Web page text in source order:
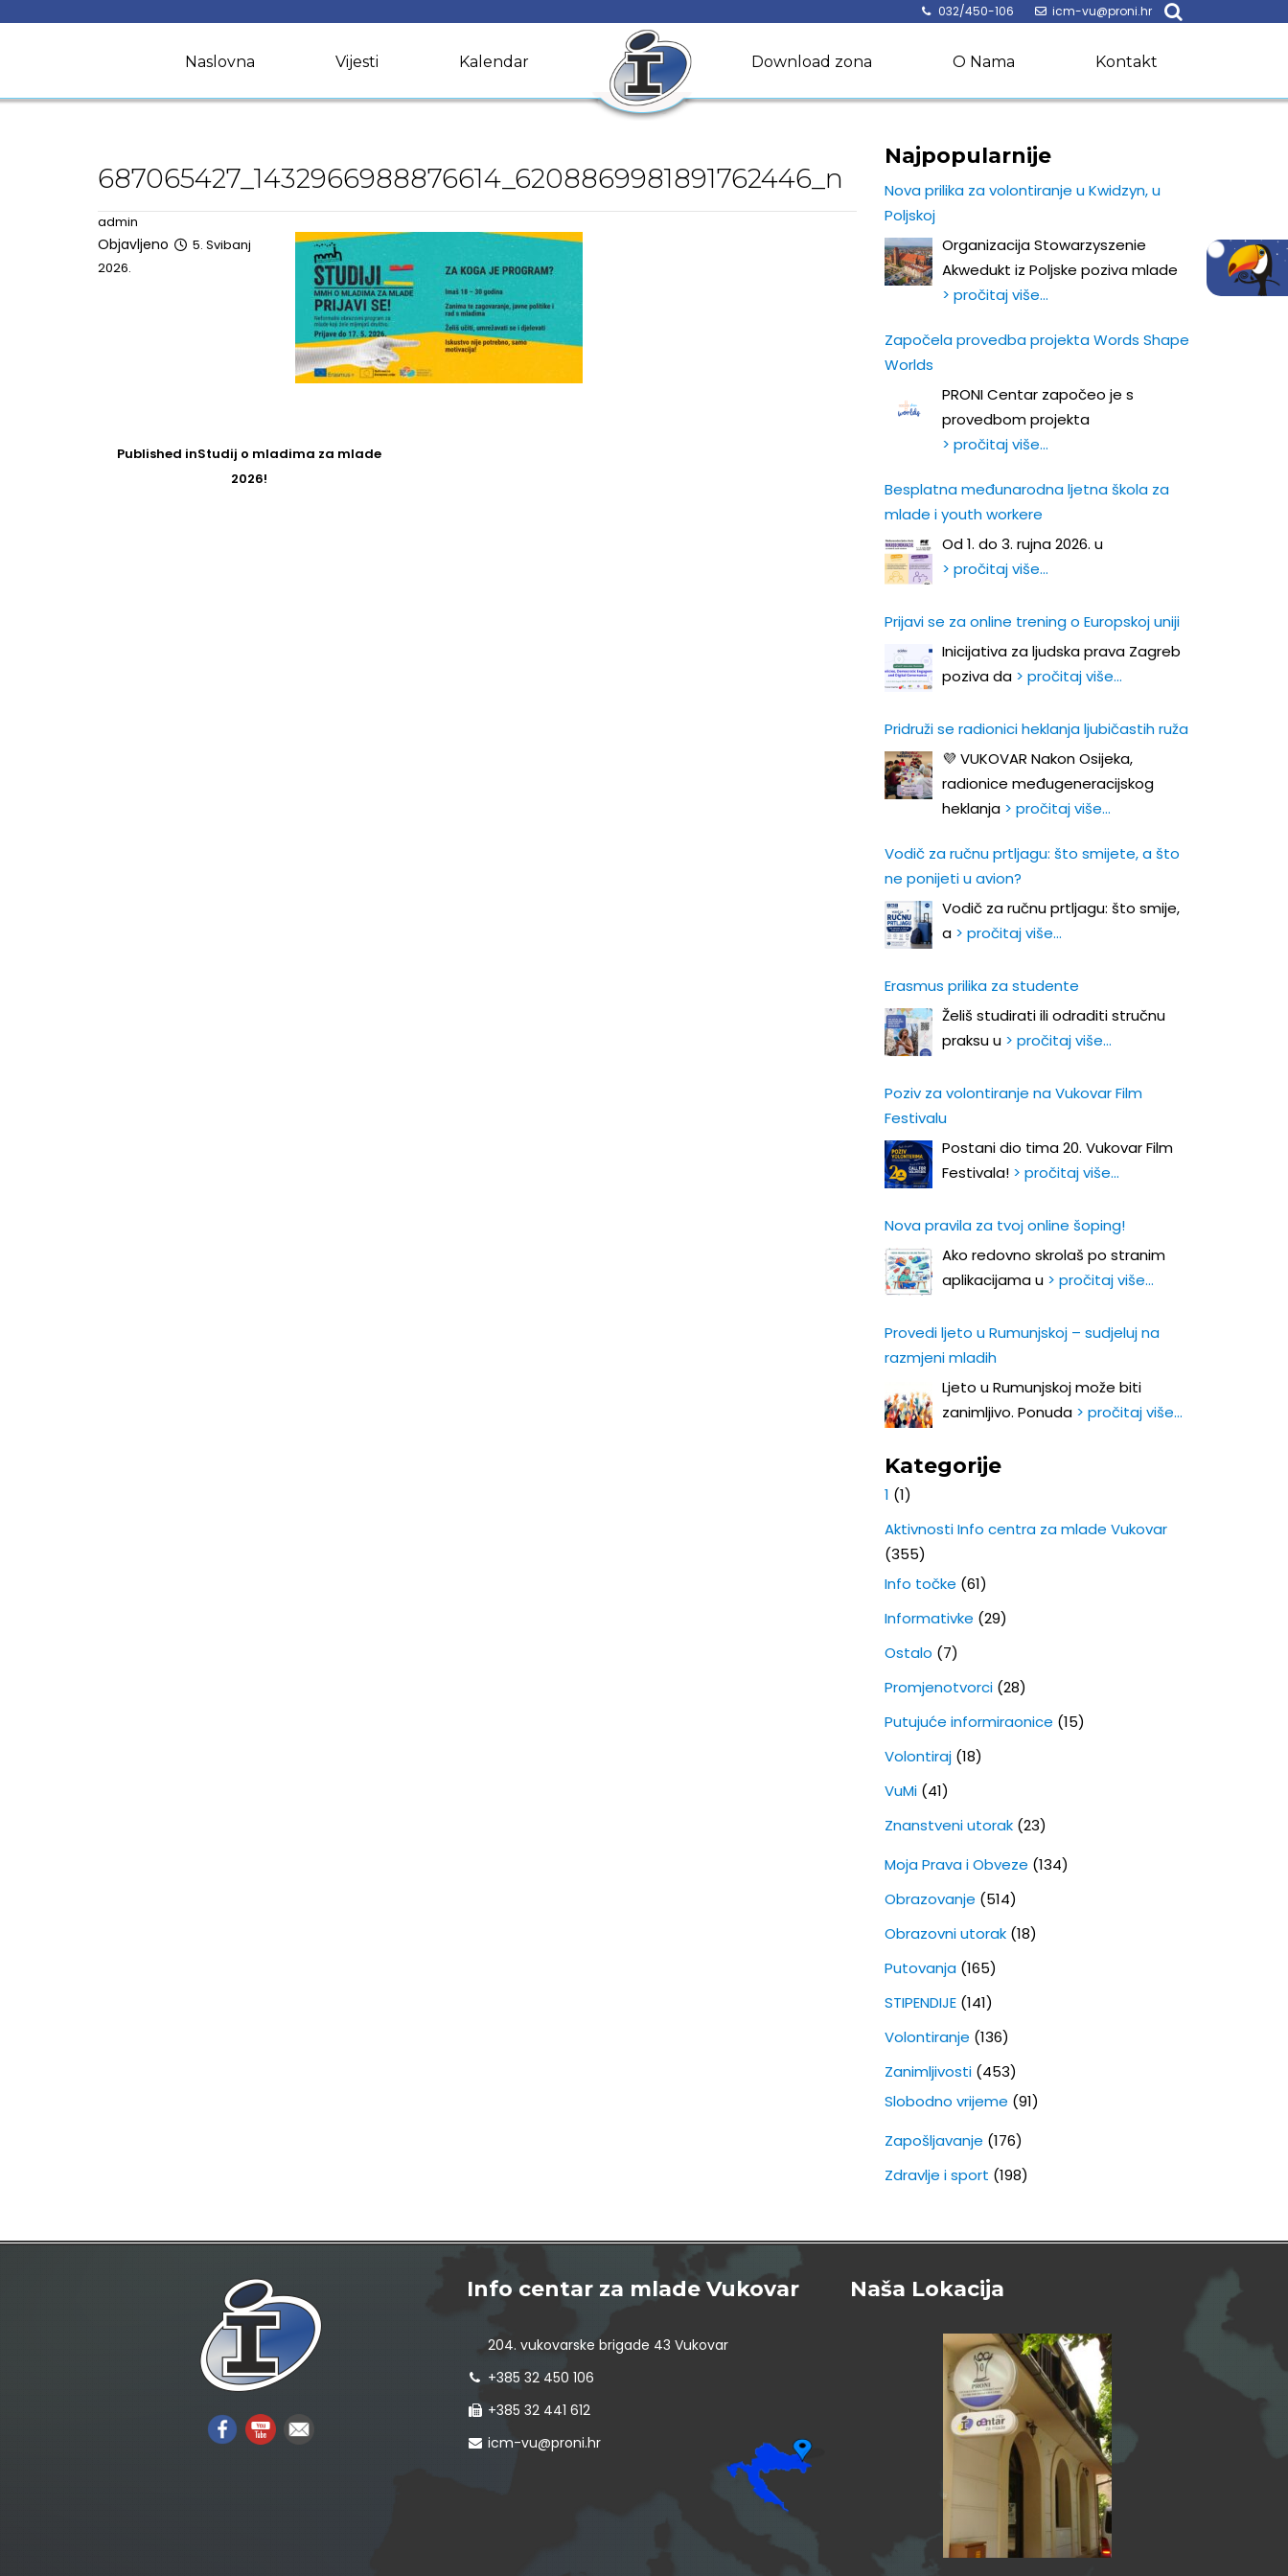
032/450-106 icm-vu@proni.hr
Naslovna Vijesti Kalendar Download zona O Nama Kontakt
687065427_1432966988876614_6208869981891762446_n
admin
Objavljeno
5. Svibanj
2026.
navigation
Published inStudij o mladima za mlade
2026!
Najpopularnije
Nova prilika za volontiranje u Kwidzyn, u
Poljskoj
Organizacija Stowarzyszenie
Akwedukt iz Poljske poziva mlade
> pročitaj više…
Započela provedba projekta Words Shape
Worlds
PRONI Centar započeo je s
provedbom projekta
> pročitaj više…
Besplatna međunarodna ljetna škola za
mlade i youth workere
Od 1. do 3. rujna 2026. u
> pročitaj više…
Prijavi se za online trening o Europskoj uniji
Inicijativa za ljudska prava Zagreb
poziva da > pročitaj više…
Pridruži se radionici heklanja ljubičastih ruža
💜 VUKOVAR Nakon Osijeka,
radionice međugeneracijskog
heklanja > pročitaj više…
Vodič za ručnu prtljagu: što smijete, a što
ne ponijeti u avion?
Vodič za ručnu prtljagu: što smije,
a > pročitaj više…
Erasmus prilika za studente
Želiš studirati ili odraditi stručnu
praksu u > pročitaj više…
Poziv za volontiranje na Vukovar Film
Festivalu
Postani dio tima 20. Vukovar Film
Festivala! > pročitaj više…
Nova pravila za tvoj online šoping!
Ako redovno skrolaš po stranim
aplikacijama u > pročitaj više…
Provedi ljeto u Rumunjskoj – sudjeluj na
razmjeni mladih
Ljeto u Rumunjskoj može biti
zanimljivo. Ponuda > pročitaj više…
Kategorije
1 (1)
Aktivnosti Info centra za mlade Vukovar
(355)
Info točke (61)
Informativke (29)
Ostalo (7)
Promjenotvorci(28)
Putujuće informiraonice (15)
Volontiraj(18)
VuMi(41)
Znanstveni utorak(23)
Moja Prava i Obveze (134)
Obrazovanje (514)
Obrazovni utorak(18)
Putovanja(165)
STIPENDIJE(141)
Volontiranje (136)
Zanimljivosti(453)
Slobodno vrijeme (91)
Zapošljavanje (176)
Zdravlje i sport (198)
Info centar za mlade Vukovar
204. vukovarske brigade 43 Vukovar
+385 32 450 106
+385 32 441 612
icm-vu@proni.hr
Naša Lokacija